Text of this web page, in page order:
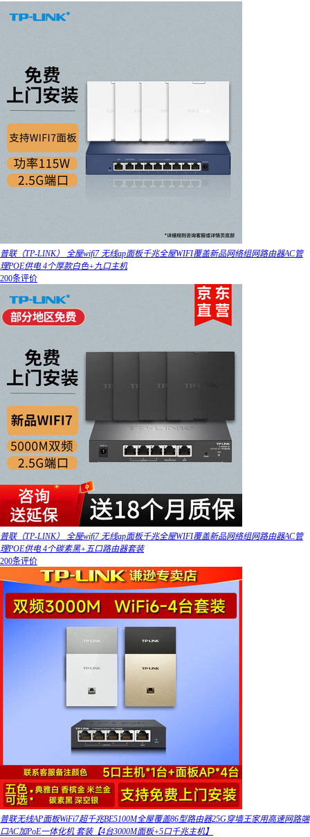
普联（TP-LINK） 全屋wifi7 无线ap面板千兆全屋WIFI覆盖新品网络组网路由器AC管
理POE供电 4个厚款白色+九口主机
200条评价
普联（TP-LINK） 全屋wifi7 无线ap面板千兆全屋WIFI覆盖新品网络组网路由器AC管
理POE供电 4个碳素黑+五口路由器套装
200条评价
普联无线AP面板WiFi7超千兆BE5100M全屋覆盖86型路由器25G穿墙王家用高速网路端
口AC加PoE一体化机 套装【4台3000M面板+5口千兆主机】